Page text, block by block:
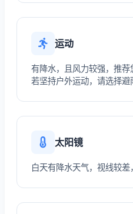
运动
有降水，且风力较强，推荐
若坚持户外运动，请选择避
太阳镜
白天有降水天气，视线较